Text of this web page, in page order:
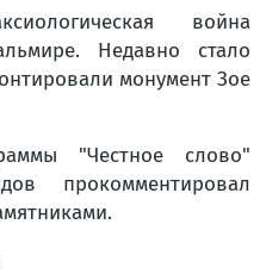
война
Недавно стало
монумент Зое
"Честное слово"
прокомментировал